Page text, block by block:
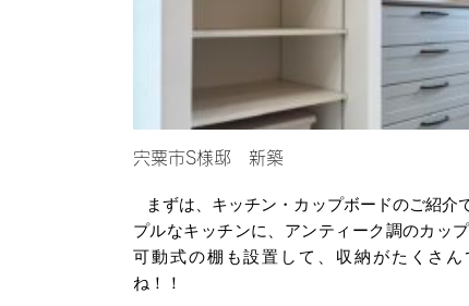
宍粟市S様邸 新築
まずは、キッチン・カップボードのご紹介
プルなキッチンに、アンティーク調のカップ
可動式の棚も設置して、収納がたくさん
ね！！